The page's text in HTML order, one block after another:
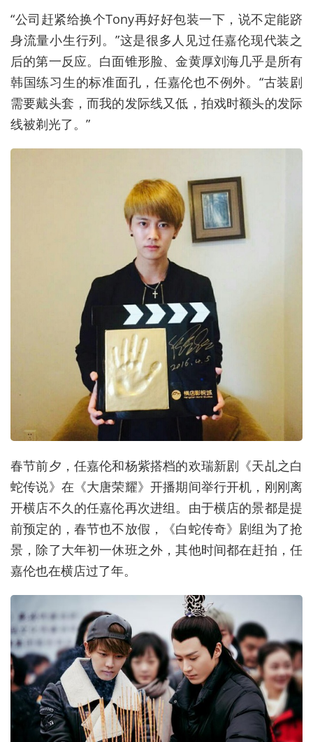
“公司赶紧给换个Tony再好好包装一下，说不定能跻
身流量小生行列。”这是很多人见过任嘉伦现代装之
后的第一反应。白面锥形脸、金黄厚刘海几乎是所有
韩国练习生的标准面孔，任嘉伦也不例外。“古装剧
需要戴头套，而我的发际线又低，拍戏时额头的发际
线被剃光了。”
春节前夕，任嘉伦和杨紫搭档的欢瑞新剧《天乩之白
蛇传说》在《大唐荣耀》开播期间举行开机，刚刚离
开横店不久的任嘉伦再次进组。由于横店的景都是提
前预定的，春节也不放假，《白蛇传奇》剧组为了抢
景，除了大年初一休班之外，其他时间都在赶拍，任
嘉伦也在横店过了年。